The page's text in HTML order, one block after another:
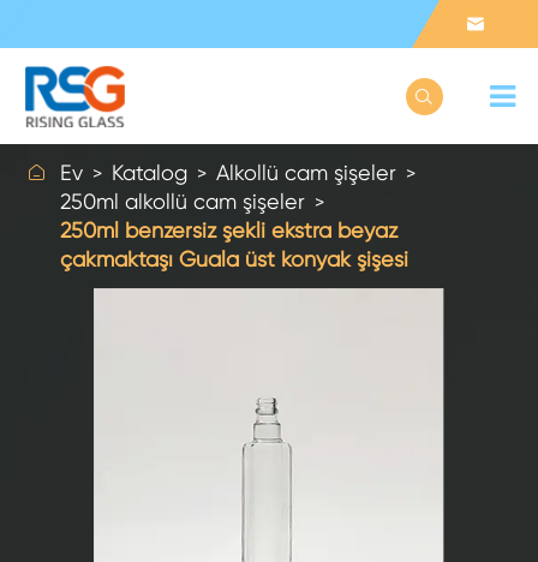


 Ev Katalog
Alkollü cam şişeler
250ml alkollü cam şişeler
250ml benzersiz şekli ekstra beyaz
çakmaktaşı Guala üst konyak şişesi